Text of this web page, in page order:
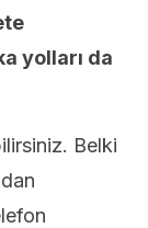
yolları da
Belki